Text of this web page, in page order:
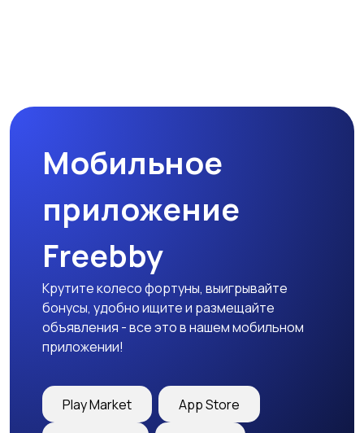
Футболки и поло Штаны и шорты
Другое
Мобильное
приложение
Freebby
Крутите колесо фортуны, выигрывайте
бонусы, удобно ищите и размещайте
объявления - все это в нашем мобильном
приложении!
Play Market App Store